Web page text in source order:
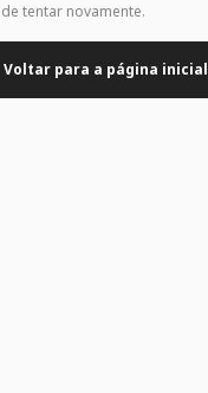
tentar novamente.
Voltar para a página inicial